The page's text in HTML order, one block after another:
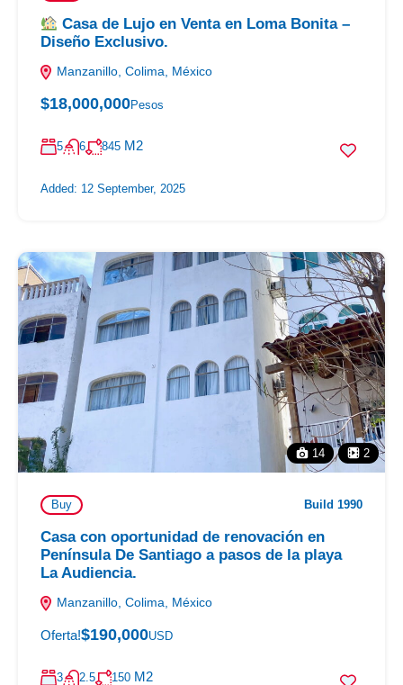
Casa de Lujo en Venta en Loma Bonita –
Diseño Exclusivo.
Manzanillo, Colima, México
$18,000,000Pesos
5 6 845 M2
Added: 12 September, 2025
14 2
Buy Build 1990
Casa con oportunidad de renovación en
Península De Santiago a pasos de la playa
La Audiencia.
Manzanillo, Colima, México
Oferta!$190,000USD
3 2.5 150 M2